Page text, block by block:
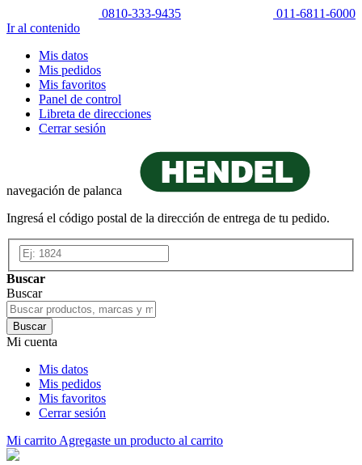
0810-333-9435
011-6811-6000
Ir al contenido
Mis datos
Mis pedidos
Mis favoritos
Panel de control
Libreta de direcciones
Cerrar sesión
navegación de palanca
Ingresá el código postal de la dirección de entrega de tu pedido.
Buscar
Buscar
Buscar
Mi cuenta
Mis datos
Mis pedidos
Mis favoritos
Cerrar sesión
Mi carrito Agregaste un producto al carrito